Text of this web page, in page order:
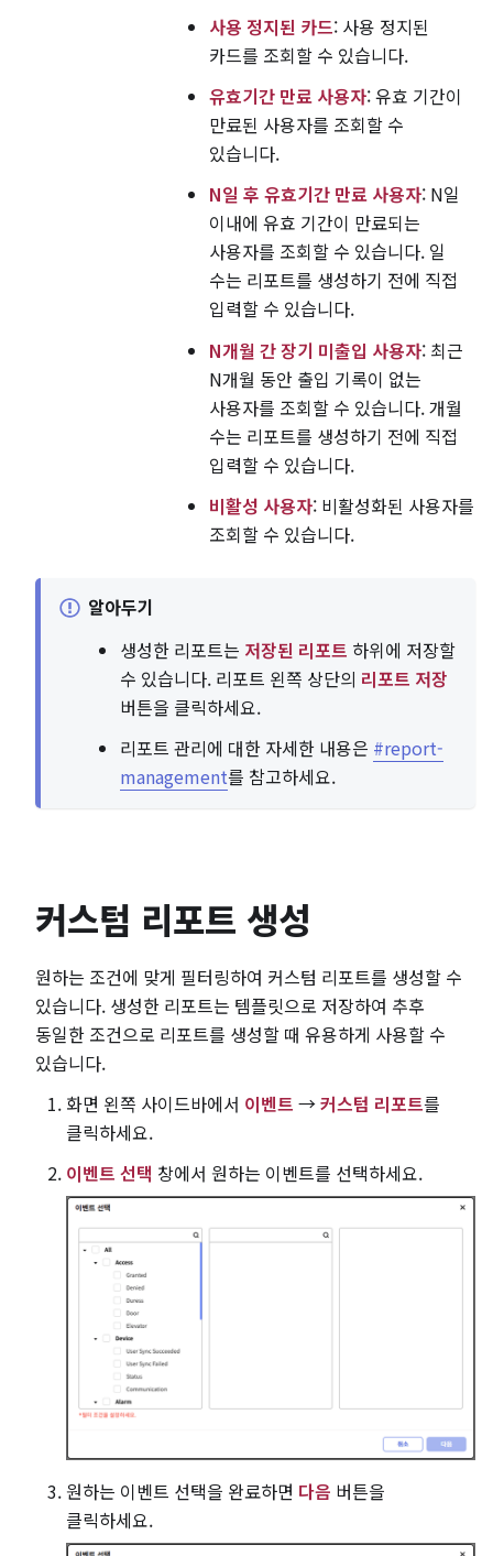
사용 정지된 카드: 사용 정지된
카드를 조회할 수 있습니다.
유효기간 만료 사용자: 유효 기간이
만료된 사용자를 조회할 수
있습니다.
N일 후 유효기간 만료 사용자: N일
이내에 유효 기간이 만료되는
사용자를 조회할 수 있습니다. 일
수는 리포트를 생성하기 전에 직접
입력할 수 있습니다.
N개월 간 장기 미출입 사용자: 최근
N개월 동안 출입 기록이 없는
사용자를 조회할 수 있습니다. 개월
수는 리포트를 생성하기 전에 직접
입력할 수 있습니다.
비활성 사용자: 비활성화된 사용자를
조회할 수 있습니다.
알아두기
생성한 리포트는 저장된 리포트 하위에 저장할
수 있습니다. 리포트 왼쪽 상단의 리포트 저장
버튼을 클릭하세요.
리포트 관리에 대한 자세한 내용은 #report-
management를 참고하세요.
커스텀 리포트 생성
원하는 조건에 맞게 필터링하여 커스텀 리포트를 생성할 수
있습니다. 생성한 리포트는 템플릿으로 저장하여 추후
동일한 조건으로 리포트를 생성할 때 유용하게 사용할 수
있습니다.
화면 왼쪽 사이드바에서 이벤트 →커스텀 리포트를
클릭하세요.
이벤트 선택 창에서 원하는 이벤트를 선택하세요.
원하는 이벤트 선택을 완료하면 다음 버튼을
클릭하세요.